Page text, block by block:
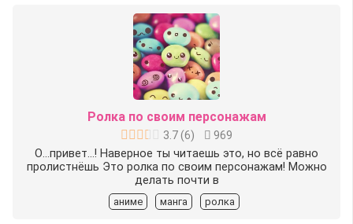
Ролка по своим персонажам
3.7(6)
969
О...привет...! Наверное ты читаешь это, но всё равно
пролистнёшь Это ролка по своим персонажам! Можно
делать почти в
аниме манга ролка